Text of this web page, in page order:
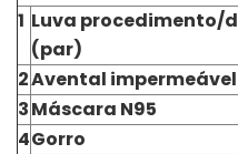
1 Luva procedimento/
(par)
2Avental impermeável
3Máscara N95
4Gorro